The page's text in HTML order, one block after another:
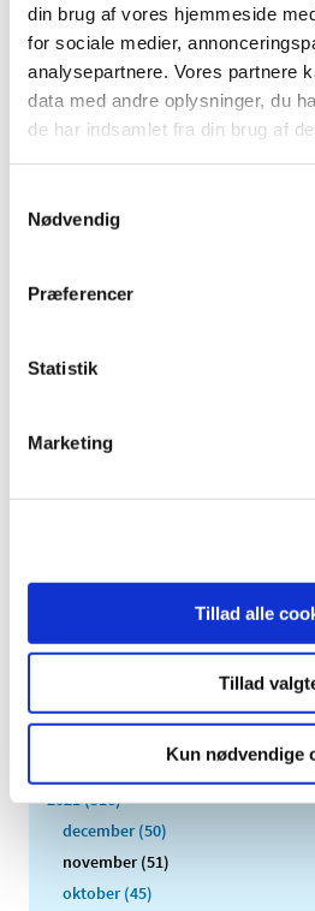
din brug af vores hjemmeside
for sociale medier,
analysepartnere. Vores partnere
data med andre oplysninger, du
de har indsamlet fra din brug af
Nødvendig
Præferencer
Statistik
Marketing
Tillad alle
Tillad
Kun nødvendige
|4. november 2021|
Vi har valgt ikke at forlænge vores
ekstraordinære tiltag i kliniske
Forsyningsvanskeligheder
|4. november 2021|
Retsevmo, 80 mg, hårde kapsler fra
Forsyningsvanskeligheder for
Der er i øjeblikket problemer med
2023 (195)
2021 (516)
december (50)
november (51)
oktober (45)